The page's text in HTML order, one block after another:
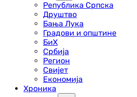
Република Српска
Друштво
Бања Лука
Градови и општине
БиХ
Србија
Регион
Свијет
Економија
Хроника